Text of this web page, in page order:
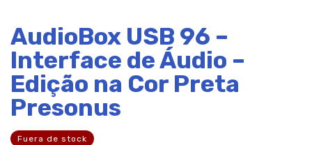
AudioBox USB 96 –
Interface de Áudio –
Edição na Cor Preta
Presonus
Fuera de stock